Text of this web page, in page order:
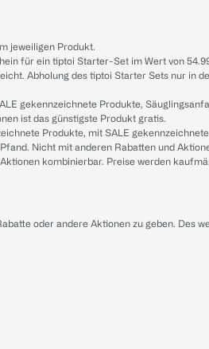
jeweiligen Produkt.
für ein tiptoi Starter-Set im Wert von
Abholung des tiptoi Starter Sets nur
gekennzeichnete Produkte,
ist das günstigste Produkt gratis.
Produkte, mit SALE
Nicht mit anderen Rabatten und
kombinierbar. Preise werden
oder andere Aktionen zu geben. Des